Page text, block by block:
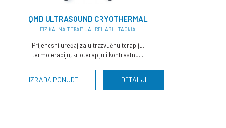
QMD ULTRASOUND CRYOTHERMAL
FIZIKALNA TERAPIJA I REHABILITACIJA
Prijenosni uređaj za ultrazvučnu terapiju,
termoterapiju, krioterapiju i kontrastnu...
IZRADA PONUDE DETALJI